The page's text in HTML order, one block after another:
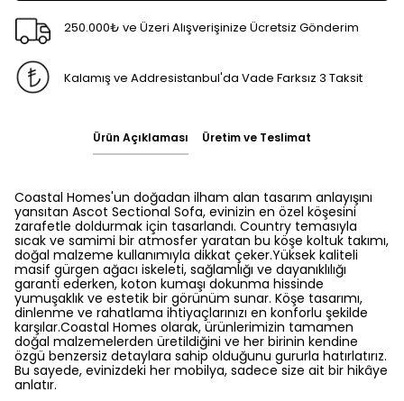
250.000₺ ve Üzeri Alışverişinize Ücretsiz Gönderim
Kalamış ve Addresistanbul'da Vade Farksız 3 Taksit
Ürün Açıklaması Üretim ve Teslimat
Coastal Homes'un doğadan ilham alan tasarım anlayışını
yansıtan Ascot Sectional Sofa, evinizin en özel köşesini
zarafetle doldurmak için tasarlandı. Country temasıyla
sıcak ve samimi bir atmosfer yaratan bu köşe koltuk takımı,
doğal malzeme kullanımıyla dikkat çeker.Yüksek kaliteli
masif gürgen ağacı iskeleti, sağlamlığı ve dayanıklılığı
garanti ederken, koton kumaşı dokunma hissinde
yumuşaklık ve estetik bir görünüm sunar. Köşe tasarımı,
dinlenme ve rahatlama ihtiyaçlarınızı en konforlu şekilde
karşılar.Coastal Homes olarak, ürünlerimizin tamamen
doğal malzemelerden üretildiğini ve her birinin kendine
özgü benzersiz detaylara sahip olduğunu gururla hatırlatırız.
Bu sayede, evinizdeki her mobilya, sadece size ait bir hikâye
anlatır.